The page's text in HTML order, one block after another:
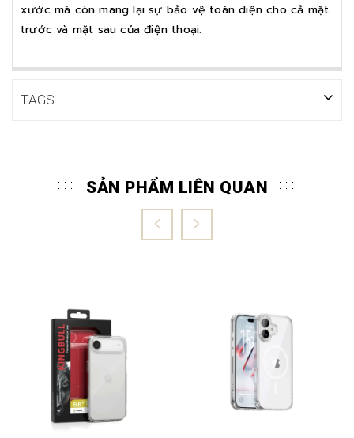
xước mà còn mang lại sự bảo vệ toàn diện cho cả mặt
trước và mặt sau của điện thoại.
TAGS
SẢN PHẨM LIÊN QUAN